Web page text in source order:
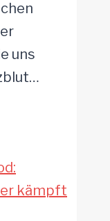
uns